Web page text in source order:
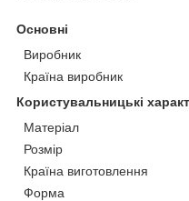
Основні
Виробник
Країна виробник
Користувальницькі
Матеріал
Розмір
Країна виготовлення
Форма